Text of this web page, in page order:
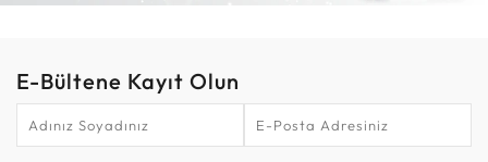
E-Bültene Kayıt Olun